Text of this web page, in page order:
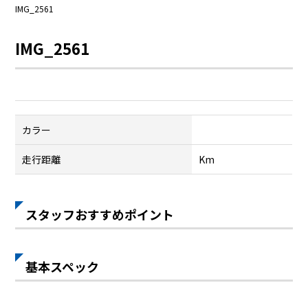
IMG_2561
IMG_2561
カラー
走行距離 Km
スタッフおすすめポイント
基本スペック